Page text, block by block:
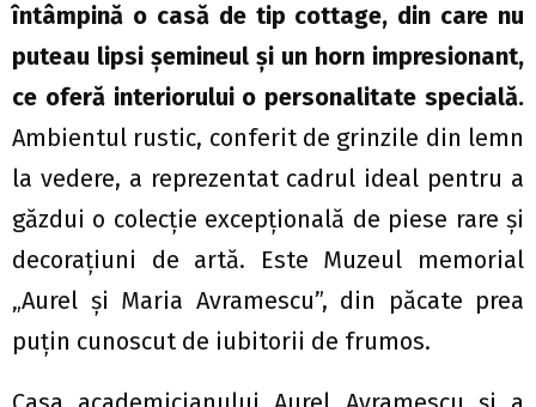
întâmpină o casă de tip cottage, din care nu
puteau lipsi şemineul şi un horn impresionant,
ce oferă interiorului o personalitate specială.
Ambientul rustic, conferit de grinzile din lemn
la vedere, a reprezentat cadrul ideal pentru a
găzdui o colecţie excepţională de piese rare şi
decoraţiuni de artă. Este Muzeul memorial
„Aurel şi Maria Avramescu”, din păcate prea
puţin cunoscut de iubitorii de frumos.